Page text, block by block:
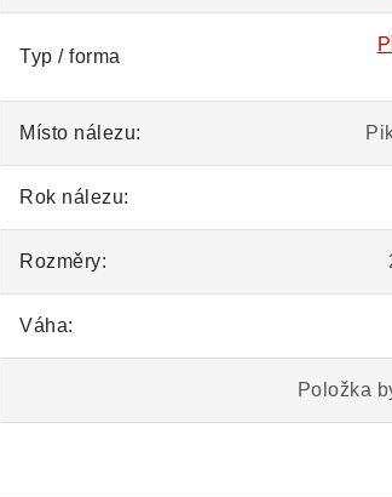
Typ / forma
Místo nálezu:
Rok nálezu:
Rozměry:
Váha:
Položka